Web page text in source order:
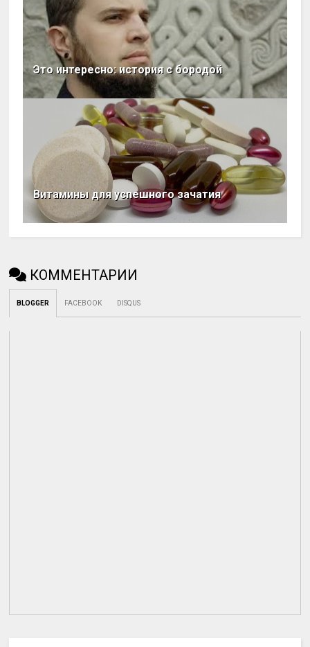
Это интересно: история с бородой
Витамины для успешного зачатия
КОММЕНТАРИИ
BLOGGER FACEBOOK DISQUS